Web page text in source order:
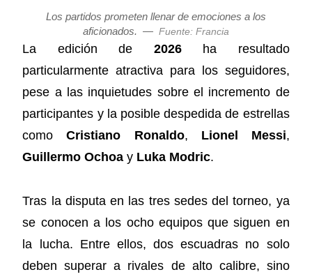
Los partidos prometen llenar de emociones a los
aficionados. — Fuente: Francia
La edición de 2026ha resultado
particularmente atractiva para los seguidores,
pese a las inquietudes sobre el incremento de
participantes y la posible despedida de estrellas
comoCristiano Ronaldo, Lionel Messi,
Guillermo Ochoa y Luka Modric.
Tras la disputa en las tres sedes del torneo, ya
se conocen a los ocho equipos que siguen en
la lucha. Entre ellos, dos escuadras no solo
deben superar a rivales de alto calibre, sino